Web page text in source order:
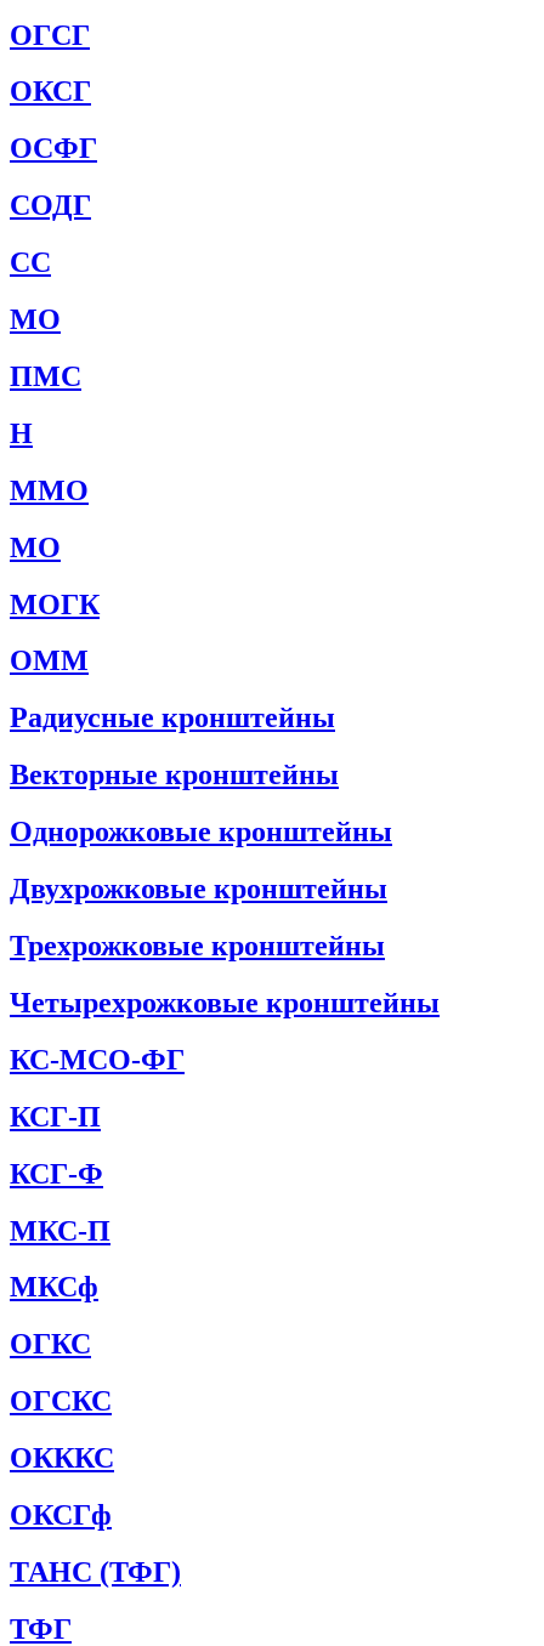
ОГСГ
ОКСГ
ОСФГ
СОДГ
СС
МО
ПМС
Н
ММО
МО
МОГК
ОММ
Радиусные кронштейны
Векторные кронштейны
Однорожковые кронштейны
Двухрожковые кронштейны
Трехрожковые кронштейны
Четырехрожковые кронштейны
КС-МСО-ФГ
КСГ-П
КСГ-Ф
МКС-П
МКСф
ОГКС
ОГСКС
ОКККС
ОКСГф
ТАНС (ТФГ)
ТФГ